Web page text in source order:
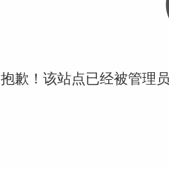
抱歉！该站点已经被管理